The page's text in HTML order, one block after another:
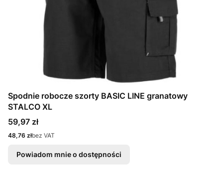
Spodnie robocze szorty BASIC LINE granatowy
STALCO XL
Cena
59,97 zł
Cena
48,76 złbez VAT
Powiadom mnie o dostępności